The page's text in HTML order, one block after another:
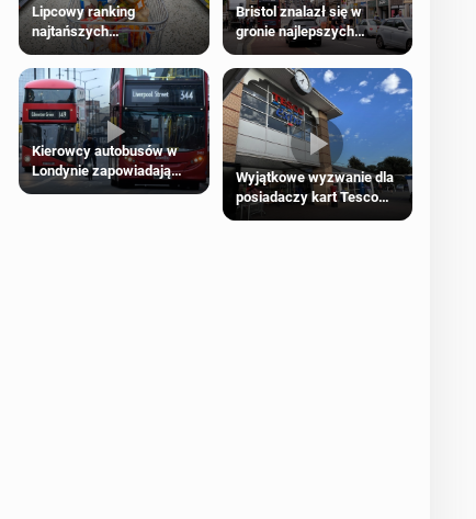
Lipcowy ranking
najtańszych
supermarketów
Bristol znalazł się w
gronie najlepszych
kierunków podróży na
świecie
Kierowcy autobusów w
Londynie zapowiadają
strajki
Wyjątkowe wyzwanie dla
posiadaczy kart Tesco
Clubcard!